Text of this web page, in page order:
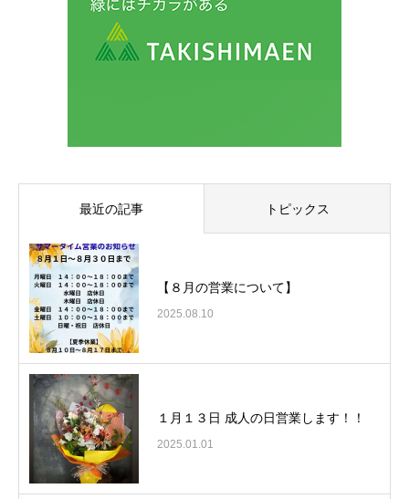
最近の記事 トピックス
【８月の営業について】
2025.08.10
１月１３日 成人の日営業します！！
2025.01.01